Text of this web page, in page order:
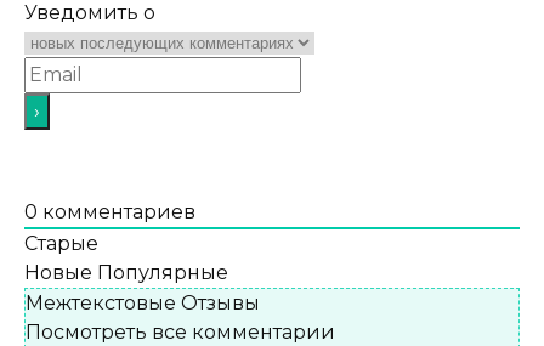
Уведомить о
0 комментариев
Старые
Новые Популярные
Межтекстовые Отзывы
Посмотреть все комментарии